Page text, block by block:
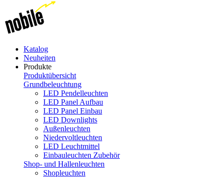
Katalog
Neuheiten
Produkte
Produktübersicht
Grundbeleuchtung
LED Pendelleuchten
LED Panel Aufbau
LED Panel Einbau
LED Downlights
Außenleuchten
Niedervoltleuchten
LED Leuchtmittel
Einbauleuchten Zubehör
Shop- und Hallenleuchten
Shopleuchten